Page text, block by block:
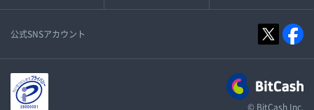
公式SNSアカウント
© BitCash Inc.